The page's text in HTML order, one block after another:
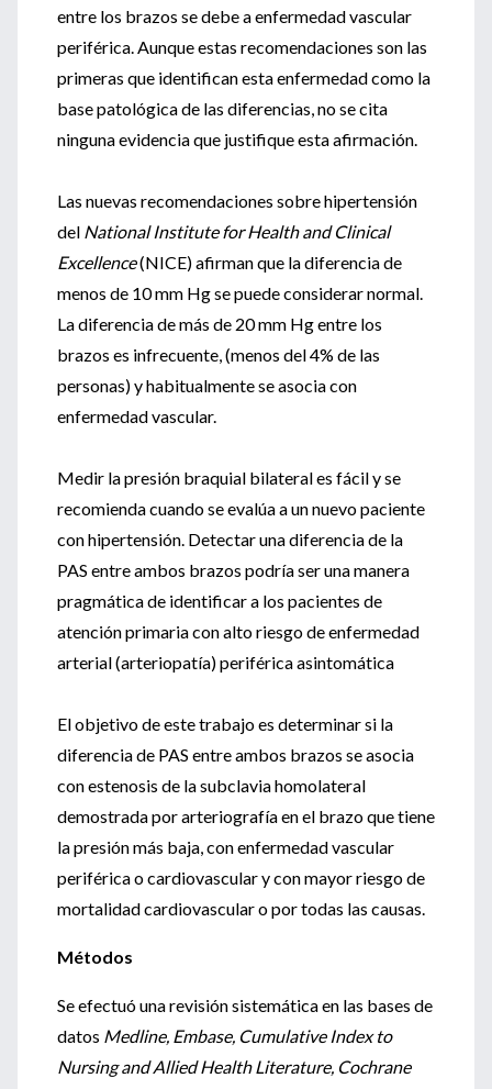
entre los brazos se debe a enfermedad vascular
periférica. Aunque estas recomendaciones son las
primeras que identifican esta enfermedad como la
base patológica de las diferencias, no se cita
ninguna evidencia que justifique esta afirmación.
Las nuevas recomendaciones sobre hipertensión
del National Institute for Health and Clinical
Excellence(NICE) afirman que la diferencia de
menos de 10 mm Hg se puede considerar normal.
La diferencia de más de 20 mm Hg entre los
brazos es infrecuente, (menos del 4% de las
personas) y habitualmente se asocia con
enfermedad vascular.
Medir la presión braquial bilateral es fácil y se
recomienda cuando se evalúa a un nuevo paciente
con hipertensión. Detectar una diferencia de la
PAS entre ambos brazos podría ser una manera
pragmática de identificar a los pacientes de
atención primaria con alto riesgo de enfermedad
arterial (arteriopatía) periférica asintomática
El objetivo de este trabajo es determinar si la
diferencia de PAS entre ambos brazos se asocia
con estenosis de la subclavia homolateral
demostrada por arteriografía en el brazo que tiene
la presión más baja, con enfermedad vascular
periférica o cardiovascular y con mayor riesgo de
mortalidad cardiovascular o por todas las causas.
Métodos
Se efectuó una revisión sistemática en las bases de
datos Medline, Embase, Cumulative Index to
Nursing and Allied Health Literature, Cochrane